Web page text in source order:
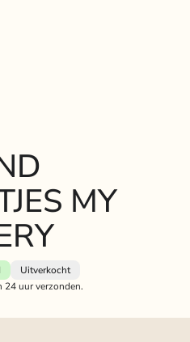
MY
Uitverkocht
24 uur verzonden.